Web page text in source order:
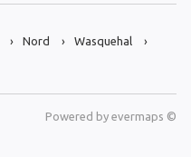
Nord
Wasquehal
Powered by evermaps ©